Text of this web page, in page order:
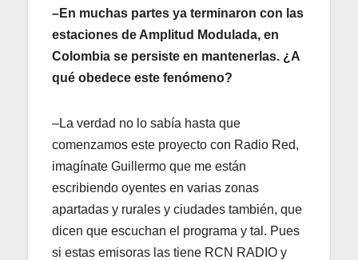
–En muchas partes ya terminaron con las
estaciones de Amplitud Modulada, en
Colombia se persiste en mantenerlas. ¿A
qué obedece este fenómeno?
–La verdad no lo sabía hasta que
comenzamos este proyecto con Radio Red,
imagínate Guillermo que me están
escribiendo oyentes en varias zonas
apartadas y rurales y ciudades también, que
dicen que escuchan el programa y tal. Pues
si estas emisoras las tiene RCN RADIO y